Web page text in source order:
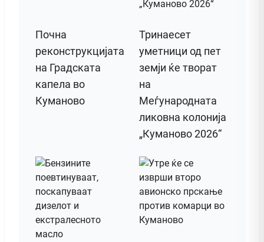
Почна
реконструкцијата
на Градската
капела во
Куманово
Тринаесет
уметници од пет
земји ќе творат
на
Меѓународната
ликовна колонија
„Куманово 2026“